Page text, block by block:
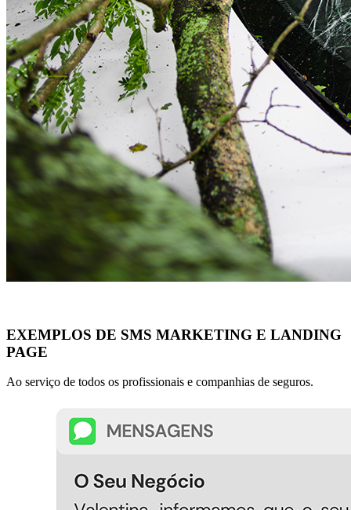
EXEMPLOS DE SMS MARKETING E LANDING
PAGE
Ao serviço de todos os profissionais e companhias de seguros.